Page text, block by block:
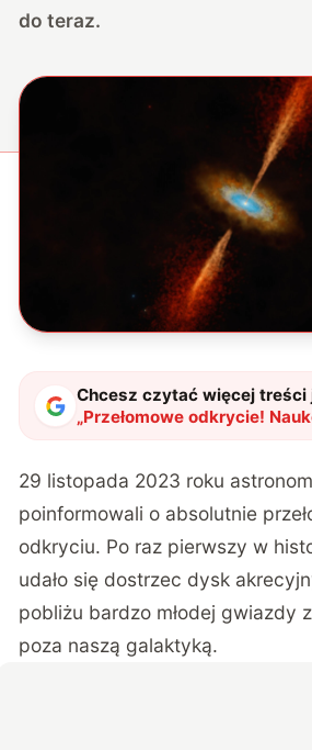
do teraz.
Chcesz czytać więcej treści
„Przełomowe odkrycie!
co znajduje się w otoczeniu
29 listopada 2023 roku
poinformowali o absolutnie
odkryciu. Po raz pierwszy w
udało się dostrzec dysk
pobliżu bardzo młodej gwiazdy
poza naszą galaktyką.